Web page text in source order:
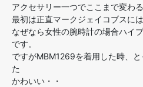
アクセサリー一つでここまで変わ
最初は正直マークジェイコブスに
なぜなら女性の腕時計の場合ハイ
です。
ですがMBM1269を着用した時、
た
かわいい・・